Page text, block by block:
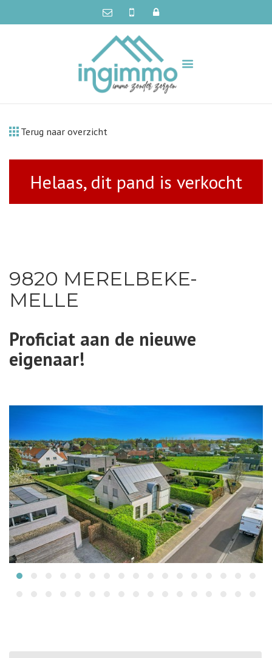
Terug naar overzicht
Helaas, dit pand is verkocht
9820 MERELBEKE-
MELLE
Proficiat aan de nieuwe
eigenaar!